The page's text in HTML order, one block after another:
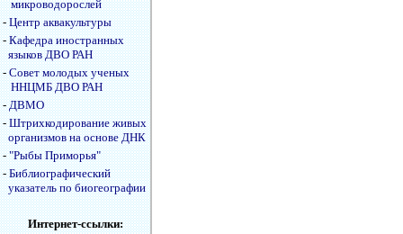
микроводорослей
-Центр аквакультуры
-Кафедра иностранных
языков ДВО РАН
-Совет молодых ученых
ННЦМБ ДВО РАН
-ДВМО
-Штрихкодирование живых
организмов на основе ДНК
-"Рыбы Приморья"
-Библиографический
указатель по биогеографии
Интернет-ссылки: